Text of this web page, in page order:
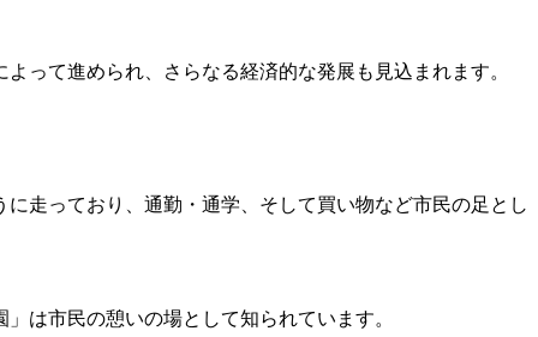
って進められ、さらなる経済的な発展も見込まれます。
走っており、通勤・通学、そして買い物など市民の足とし
は市民の憩いの場として知られています。